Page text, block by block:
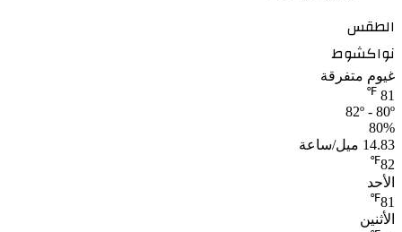
الطقس
نواكشوط
غيوم متفرقة
81
℉
82º - 80º
80%
14.83 ميل/ساعة
82
℉
الأحد
81
℉
الأثنين